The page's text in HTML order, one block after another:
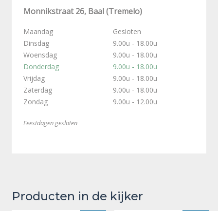
Monnikstraat 26, Baal (Tremelo)
Maandag
Gesloten
Dinsdag
9.00u - 18.00u
Woensdag
9.00u - 18.00u
Donderdag
9.00u - 18.00u
Vrijdag
9.00u - 18.00u
Zaterdag
9.00u - 18.00u
Zondag
9.00u - 12.00u
Feestdagen gesloten
Producten in de kijker